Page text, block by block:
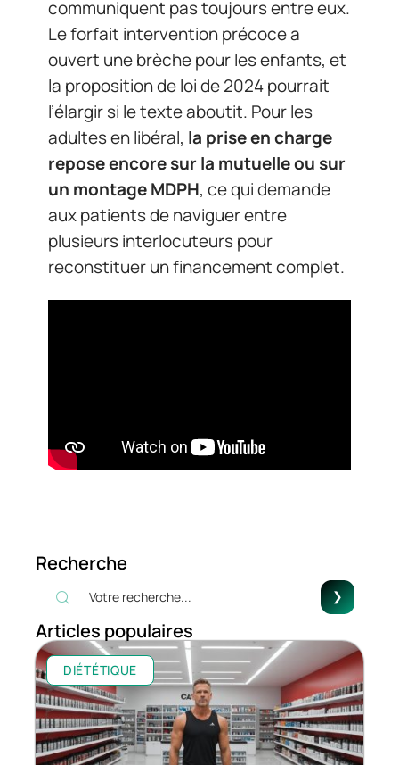
communiquent pas toujours entre eux.
Le forfait intervention précoce a
ouvert une brèche pour les enfants, et
la proposition de loi de 2024 pourrait
l’élargir si le texte aboutit. Pour les
adultes en libéral, la prise en charge
repose encore sur la mutuelle ou sur
un montage MDPH, ce qui demande
aux patients de naviguer entre
plusieurs interlocuteurs pour
reconstituer un financement complet.
Recherche
Articles populaires
DIÉTÉTIQUE